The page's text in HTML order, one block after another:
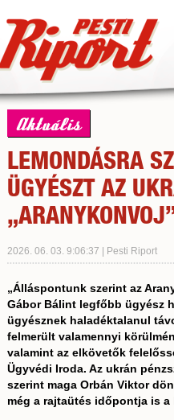
Aktuális
LEMONDÁSRA
ÜGYÉSZT AZ
2026. 06. 03. 9:06:37 | Pesti Riport
„Álláspontunk szerint az
Gábor Bálint legfőbb ügyész
ügyésznek haladéktalanul
felmerült valamennyi
valamint az elkövetők
Ügyvédi Iroda. Az ukrán
szerint maga Orbán Viktor
még a rajtaütés időpontja is